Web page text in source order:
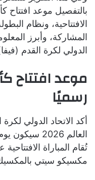
الافتتاحية، ونظام
المشاركة، وأبرز
الدولي لكرة القدم
رسميًا
أكد الاتحاد الدولي
تُقام المباراة
مكسيكو سيتي